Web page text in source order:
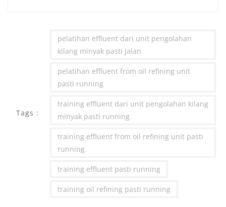
Tags :
pelatihan effluent dari unit pengolahan
kilang minyak pasti jalan
pelatihan effluent from oil refining unit
pasti running
training effluent dari unit pengolahan kilang
minyak pasti running
training effluent from oil refining unit pasti
running
training effluent pasti running
training oil refining pasti running